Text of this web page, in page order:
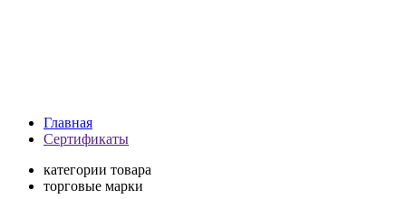
Главная
Сертификаты
категории товара
торговые марки